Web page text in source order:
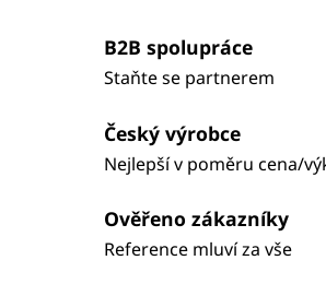
B2B spolupráce
Staňte se partnerem
Český výrobce
Nejlepší v poměru cena/
Ověřeno zákazníky
Reference mluví za vše